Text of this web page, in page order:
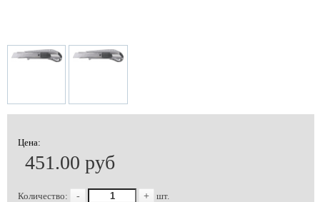
Цена:
451.00 руб
Количество: - + шт.